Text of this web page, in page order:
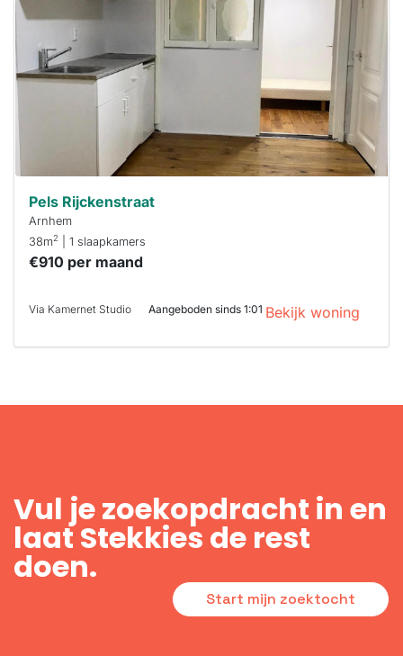
maken moet je
binnen 15
minuten
reageren.
Stekkies helpt
je hierbij!
Pels Rijckenstraat
Arnhem
38m2 | 1 slaapkamers
€910 per maand
Via Kamernet Studio Aangeboden sinds 1:01 Bekijk woning
Vul je zoekopdracht in en
laat Stekkies de rest
doen.
Start mijn zoektocht